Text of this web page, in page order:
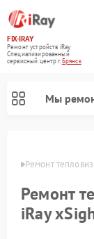
FIX-IRAY
Ремонт устройств iRay
Специализированный
cервисный центр г.Брянск
Мы
Ремонт
Ремонт
iRay